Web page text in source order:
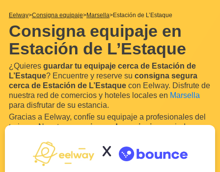
Eelway Consigna equipaje Marsella Estación de L’Estaque
Consigna equipaje en
Estación de L’Estaque
¿Quieres guardar tu equipaje cerca de Estación de
L’Estaque? Encuentre y reserve su consigna segura
cerca de Estación de L’Estaque con Eelway. Disfrute de
nuestra red de comercios y hoteles locales en Marsella
para disfrutar de su estancia.
Gracias a Eelway, confíe su equipaje a profesionales del
turismo. Nuestrasconsignas de equipajeasociadas en
almacenar su equipaje y sus bolsas de forma sencilla
gracias a nuestro sistema de reserva en...Leer más
X